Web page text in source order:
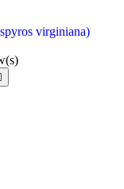
virginiana)